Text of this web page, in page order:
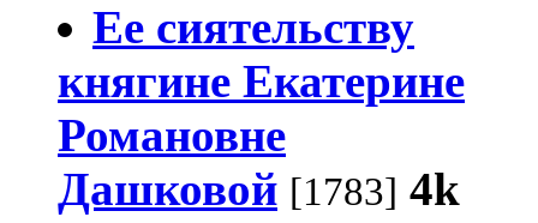
Ее сиятельству
княгине Екатерине
Романовне
Дашковой [1783] 4k